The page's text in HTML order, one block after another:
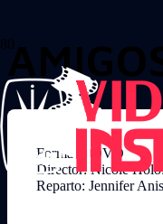
Formato: DVD
Director: Nicole
Reparto: Jennifer